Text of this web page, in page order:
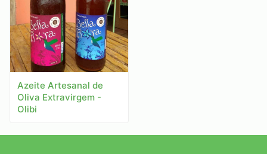
Azeite Artesanal de
Oliva Extravirgem -
Olibi